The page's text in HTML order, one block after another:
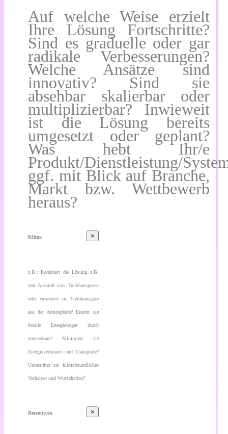
Auf welche Weise erzielt
Ihre Lösung Fortschritte?
Sind es graduelle oder gar
radikale Verbesserungen?
Welche Ansätze sind
innovativ? Sind sie
absehbar skalierbar oder
multiplizierbar? Inwieweit
ist die Lösung bereits
umgesetzt oder geplant?
Was hebt Ihr/e
Produkt/Dienstleistung/
ggf. mit Blick auf Branche,
Markt bzw. Wettbewerb
heraus?
×
Klima
z.B.: Reduziert die Lösung z.B.
den Ausstoß von Treibhausgasen
oder extrahiert sie Treibhausgase
aus der Atmosphäre? Ersetzt sie
fossile Energieträger durch
erneuerbare? Minimiert sie
Energieverbrauch und Transporte?
Unterstützt sie klimafreundliches
Verhalten und Wirtschaften?
×
Ressourcen